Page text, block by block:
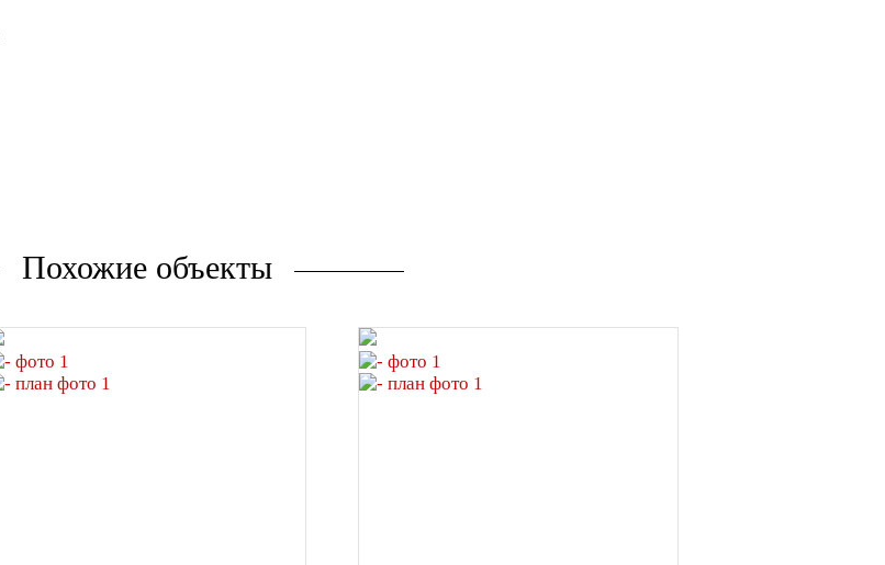
Похожие объекты